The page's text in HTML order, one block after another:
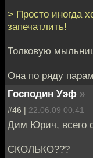
> Просто иногда
запечатлить!
Толковую
Она по ряду
Господин Уэф »
#46 | 22.06.09 00:41
Дим Юрич, всего
СКОЛЬКО???